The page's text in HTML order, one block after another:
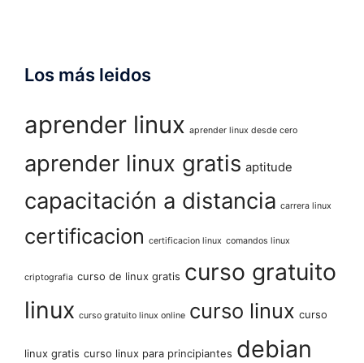
Los más leidos
aprender linux aprender linux desde cero
aprender linux gratis aptitude
capacitación a distancia carrera linux
certificacion certificacion linux comandos linux
criptografia curso de linux gratis curso gratuito
linux curso gratuito linux online curso linux curso
linux gratis curso linux para principiantes debian